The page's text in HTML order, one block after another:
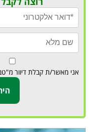
אני מאשר/ת קבלת דיוור